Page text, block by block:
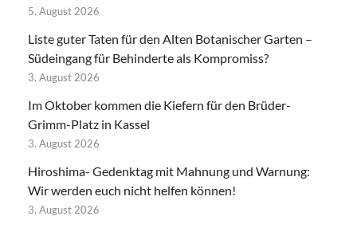
5. August 2026
Liste guter Taten für den Alten Botanischer Garten –
Südeingang für Behinderte als Kompromiss?
3. August 2026
Im Oktober kommen die Kiefern für den Brüder-
Grimm-Platz in Kassel
3. August 2026
Hiroshima- Gedenktag mit Mahnung und Warnung:
Wir werden euch nicht helfen können!
3. August 2026